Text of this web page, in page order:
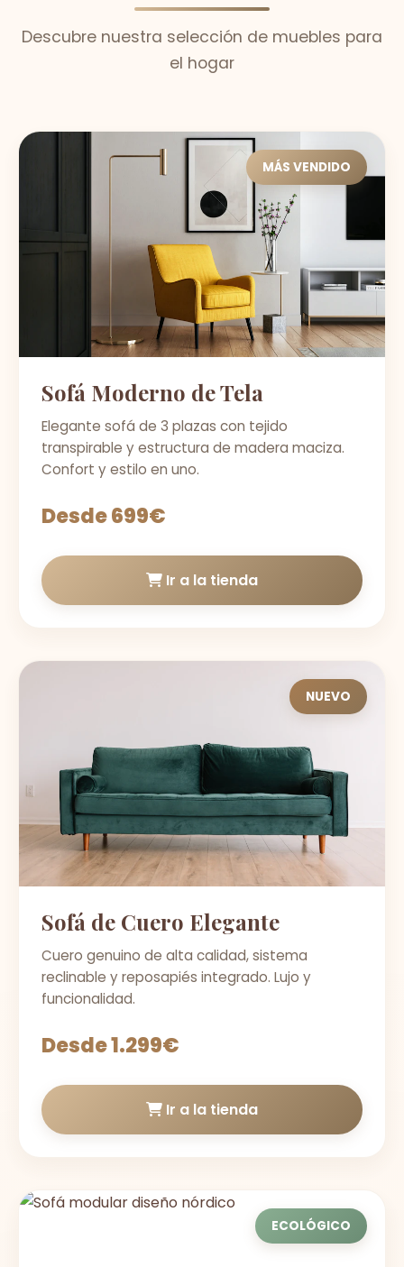
Descubre nuestra selección de muebles para
el hogar
MÁS VENDIDO
Sofá Moderno de Tela
Elegante sofá de 3 plazas con tejido
transpirable y estructura de madera maciza.
Confort y estilo en uno.
Desde 699€
Ir a la tienda
NUEVO
Sofá de Cuero Elegante
Cuero genuino de alta calidad, sistema
reclinable y reposapiés integrado. Lujo y
funcionalidad.
Desde 1.299€
Ir a la tienda
ECOLÓGICO